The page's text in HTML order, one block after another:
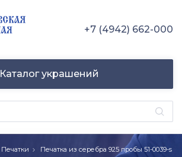
+7 (4942) 662-000
Каталог украшений
Печатки Печатка из серебра 925 пробы 51-0039-s